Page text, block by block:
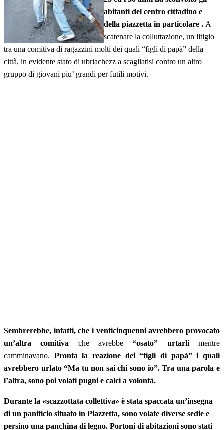
abitanti del centro cittadino e
della piazzetta in particolare . A
scatenare la colluttazione, un litigio
tra una comitiva di ragazzini molti dei quali “figli di papà” della
città, in evidente stato di ubriachezz a scagliatisi contro un altro
gruppo di giovani piu’ grandi per futili motivi.
Sembrerebbe, infatti, che i venticinquenni avrebbero provocato
un’altra comitiva che avrebbe“osato” urtarlimentre
camminavano. Pronta la reazione dei “figli di papà” i quali
avrebbero urlato “Ma tu non sai chi sono io”. Tra una parola e
l’altra, sono poi volati pugni e calci a volontà.
Durante la «scazzottata collettiva» è stata spaccata un’insegna
di un panificio situato in Piazzetta, sono volate diverse sedie e
persino una panchina di legno. Portoni di abitazioni sono stati